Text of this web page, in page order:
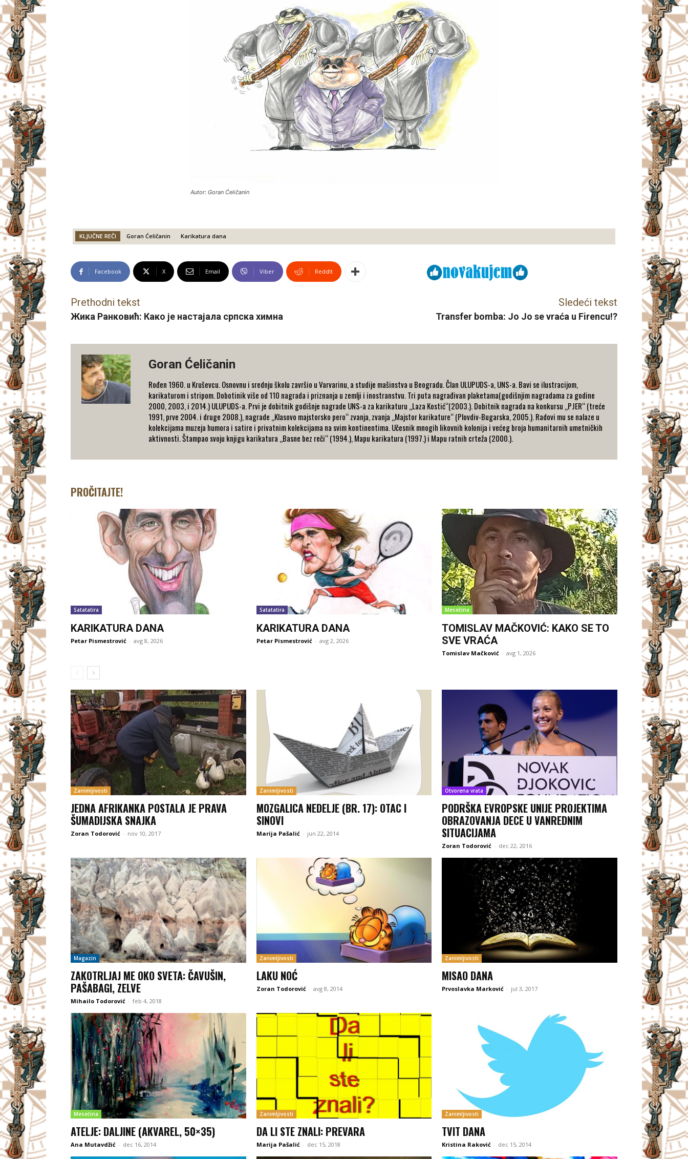
Autor: Goran Ćeličanin
KLJUČNE REČI Goran Ćeličanin Karikatura dana
Facebook X Email Viber ReddIt
Prethodni tekst
Жика Ранковић: Како је настајала српска химна
Sledeći tekst
Transfer bomba: Jo Jo se vraća u Firencu!?
Goran Ćeličanin
Rođen 1960. u Kruševcu. Osnovnu i srednju školu završio u Varvarinu, a studije mašinstva u Beogradu. Član ULUPUDS-a, UNS-a. Bavi se ilustracijom,
karikaturom i stripom. Dobotinik više od 110 nagrada i priznanja u zemlji i inostranstvu. Tri puta nagrađivan plaketama(godišnjim nagradama za godine
2000, 2003, i 2014.) ULUPUDS-a. Prvi je dobitnik godišnje nagrade UNS-a za karikaturu „Laza Kostić“(2003.). Dobitnik nagrada na konkursu „PJER“ (treće
1991, prve 2004. i druge 2008.), nagrade „Klasovo majstorsko pero“ zvanja, zvanja „Majstor karikature“ (Plovdiv-Bugarska, 2005.). Radovi mu se nalaze u
kolekcijama muzeja humora i satire i privatnim kolekcijama na svim kontinentima. Učesnik mnogih likovnih kolonija i većeg broja humanitarnih umetničkih
aktivnosti. Štampao svoju knjigu karikatura „Basne bez reči“ (1994.), Mapu karikatura (1997.) i Mapu ratnih crteža (2000.).
PROČITAJTE!
Satatatira
KARIKATURA DANA
Petar Pismestrović - avg 8, 2026
Satatatira
KARIKATURA DANA
Petar Pismestrović - avg 2, 2026
Mesečina
TOMISLAV MAČKOVIĆ: KAKO SE TO
SVE VRAĆA
Tomislav Mačković - avg 1, 2026
Zanimljivosti
JEDNA AFRIKANKA POSTALA JE PRAVA
ŠUMADIJSKA SNAJKA
Zoran Todorović - nov 10, 2017
Zanimljivosti
MOZGALICA NEDELJE (BR. 17): OTAC I
SINOVI
Marija Pašalić - jun 22, 2014
Otvorena vrata
PODRŠKA EVROPSKE UNIJE PROJEKTIMA
OBRAZOVANJA DECE U VANREDNIM
SITUACIJAMA
Zoran Todorović - dec 22, 2016
Magazin
ZAKOTRLJAJ ME OKO SVETA: ČAVUŠIN,
PAŠABAGI, ZELVE
Mihailo Todorović - feb 4, 2018
Zanimljivosti
LAKU NOĆ
Zoran Todorović - avg 8, 2014
Zanimljivosti
MISAO DANA
Prvoslavka Marković - jul 3, 2017
Mesečina
ATELJE: DALJINE (AKVAREL, 50×35)
Ana Mutavdžić - dec 16, 2014
Zanimljivosti
DA LI STE ZNALI: PREVARA
Marija Pašalić - dec 15, 2018
Zanimljivosti
TVIT DANA
Kristina Raković - dec 15, 2014